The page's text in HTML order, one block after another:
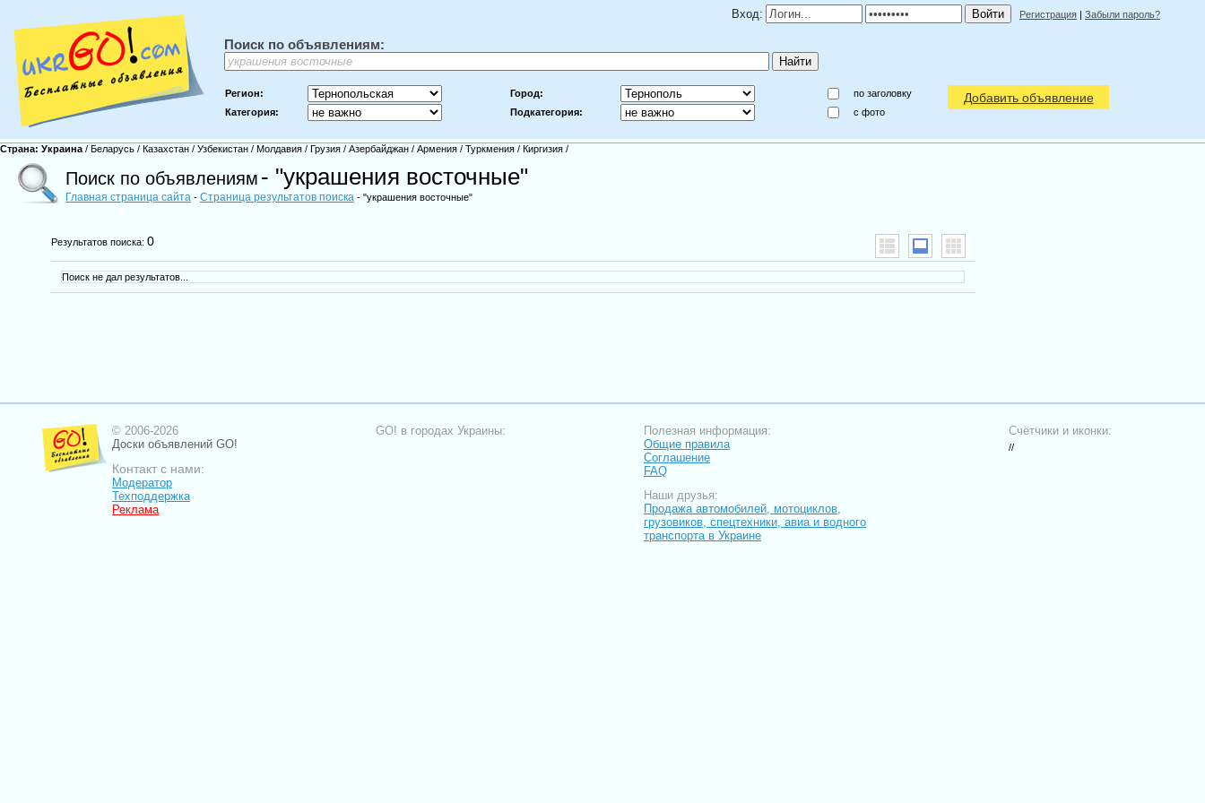
Вход: Регистрация | Забыли пароль?
Поиск по объявлениям:
Регион: Город:
по заголовку
Категория:
Подкатегория: c фото
Добавить объявление
Страна: Украина / Беларусь / Казахстан / Узбекистан / Молдавия / Грузия / Азербайджан / Армения / Туркмения / Киргизия /
Поиск по объявлениям - "украшения восточные"
Главная страница сайта - Страница результатов поиска - "украшения восточные"
Результатов поиска:0
Поиск не дал результатов...
© 2006-2026
Доски объявлений GO!
Контакт с нами:
Модератор
Техподдержка
Реклама
GO! в городах Украины:
Полезная информация:
Общие правила
Соглашение
FAQ
Наши друзья:
Продажа автомобилей, мотоциклов,
грузовиков, спецтехники, авиа и водного
транспорта в Украине
Счётчики и иконки:
//